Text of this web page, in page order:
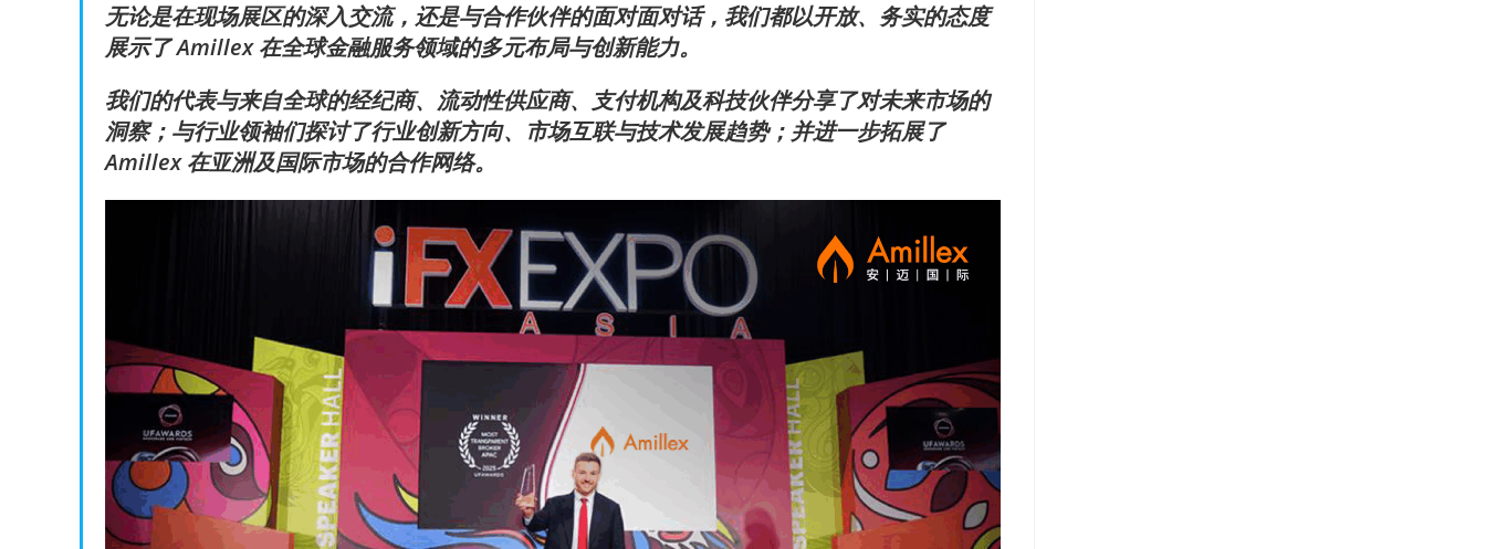
无论是在现场展区的深入交流，还是与合作伙伴的面对面对话，我们都以开放、务实的态度
展示了 Amillex 在全球金融服务领域的多元布局与创新能力。
我们的代表与来自全球的经纪商、流动性供应商、支付机构及科技伙伴分享了对未来市场的
洞察；与行业领袖们探讨了行业创新方向、市场互联与技术发展趋势；并进一步拓展了
Amillex 在亚洲及国际市场的合作网络。